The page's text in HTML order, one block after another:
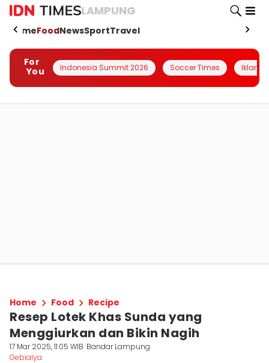
LAMPUNG
HomeFoodNewsSportTravel
For
You
Indonesia Summit 2026 Soccer Times Iklanin
Home Food Recipe
Resep Lotek Khas Sunda yang
Menggiurkan dan Bikin Nagih
17 Mar 2025, 11:05 WIB Bandar Lampung
Gebialya